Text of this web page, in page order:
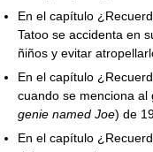
En el capítulo
Tatoo se accidenta en
ñiños y evitar
En el capítulo
cuando se menciona al
genie named Joe) de
En el capítulo